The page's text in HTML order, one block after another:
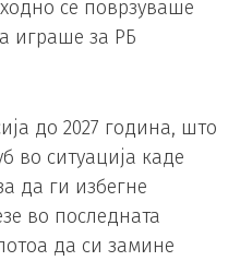
се поврзуваше
играше за РБ
до 2027 година, што
во ситуација каде
да ги избегне
во последната
да си замине